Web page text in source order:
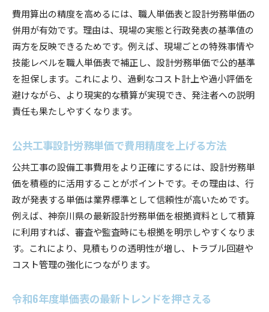
費用算出の精度を高めるには、職人単価表と設計労務単価の
併用が有効です。理由は、現場の実態と行政発表の基準値の
両方を反映できるためです。例えば、現場ごとの特殊事情や
技能レベルを職人単価表で補正し、設計労務単価で公的基準
を担保します。これにより、過剰なコスト計上や過小評価を
避けながら、より現実的な積算が実現でき、発注者への説明
責任も果たしやすくなります。
公共工事設計労務単価で費用精度を上げる方法
公共工事の設備工事費用をより正確にするには、設計労務単
価を積極的に活用することがポイントです。その理由は、行
政が発表する単価は業界標準として信頼性が高いためです。
例えば、神奈川県の最新設計労務単価を根拠資料として積算
に利用すれば、審査や監査時にも根拠を明示しやすくなりま
す。これにより、見積もりの透明性が増し、トラブル回避や
コスト管理の強化につながります。
令和6年度単価表の最新トレンドを押さえる